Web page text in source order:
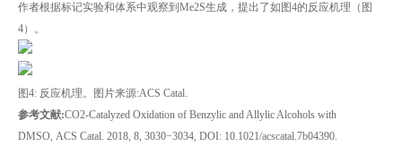
作者根据标记实验和体系中观察到Me2S生成，提出了如图4的反应机理（图
4）。
图4: 反应机理。图片来源:ACS Catal.
参考文献:CO2‑Catalyzed Oxidation of Benzylic and Allylic Alcohols with
DMSO, ACS Catal. 2018, 8, 3030−3034, DOI: 10.1021/acscatal.7b04390.